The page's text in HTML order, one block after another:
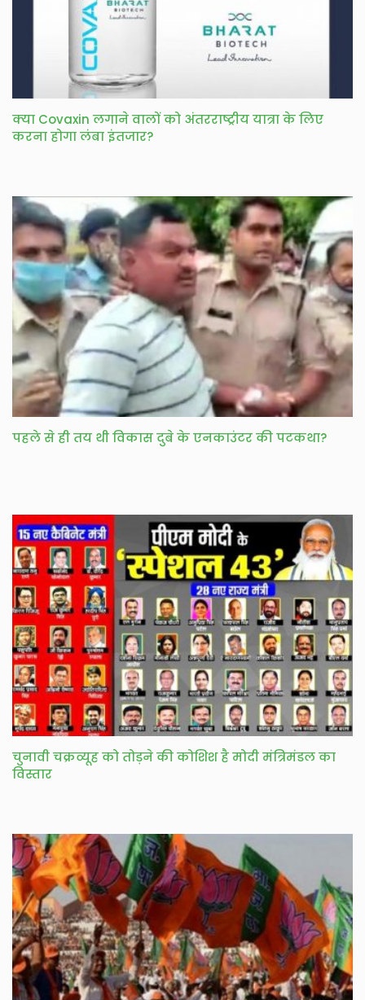
क्या Covaxin लगाने वालों को अंतरराष्ट्रीय यात्रा के लिए
करना होगा लंबा इंतजार?
पहले से ही तय थी विकास दुबे के एनकाउंटर की पटकथा?
चुनावी चक्रव्यूह को तोड़ने की कोशिश है मोदी मंत्रिमंडल का
विस्तार